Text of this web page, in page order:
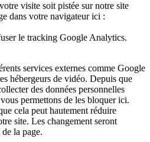
visite soit pistée sur notre site
dans votre navigateur ici :
le tracking Google Analytics.
services externes comme Google
hébergeurs de vidéo. Depuis que
des données personnelles
permettons de les bloquer ici.
cela peut hautement réduire
site. Les changement seront
la page.